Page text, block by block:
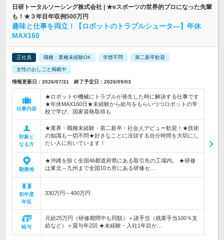
日研トータルソーシング株式会社 | ★eスポーツの世界的プロになった先輩
も！★３年目年収例500万円
趣味と仕事を両立！【ロボットのトラブルシュータ―】年休
MAX160
正社員 職種・業種未経験OK 学歴不問 第二新卒歓迎
女性のおしごと掲載中
情報更新日：2026/07/31 終了予定日：2026/09/03
仕事内容
★ロボットや機械にトラブルが発生した時に解決する仕事です
★年休MAX160日★未経験から給与をもらいつつロボットの学
校で学び、国家資格取得も
対象と
なる方
★業界・職種未経験・第二新卒・社会人デビュー歓迎！★技術
の知識も一切不問★好きなことに没頭する自分時間を大切にし
たい人に向いています！
勤務地
★沖縄を除く全国46都道府県にある取引先の工場内。 ★研修
は東北～九州まで全国10カ所にある研修セ…
初年度
年収
330万円～400万円
給与
月給25万円（研修期間中も同額）＋諸手当（残業手当100％支
給など）＋賞与年2回 ★未経験・入社1年目か…